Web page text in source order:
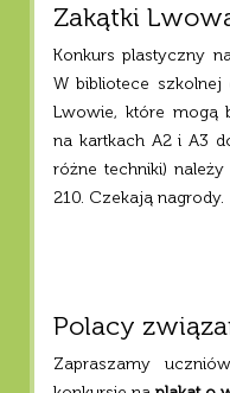
Zakątki
Konkurs plastyczny
W bibliotece
Lwowie, które mogą
na kartkach A2 i A3
różne techniki)
210. Czekają nagrody.
Polacy
Zapraszamy